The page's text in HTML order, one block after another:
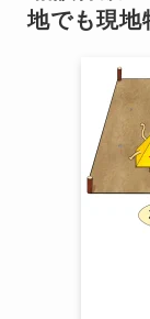
地でも現地